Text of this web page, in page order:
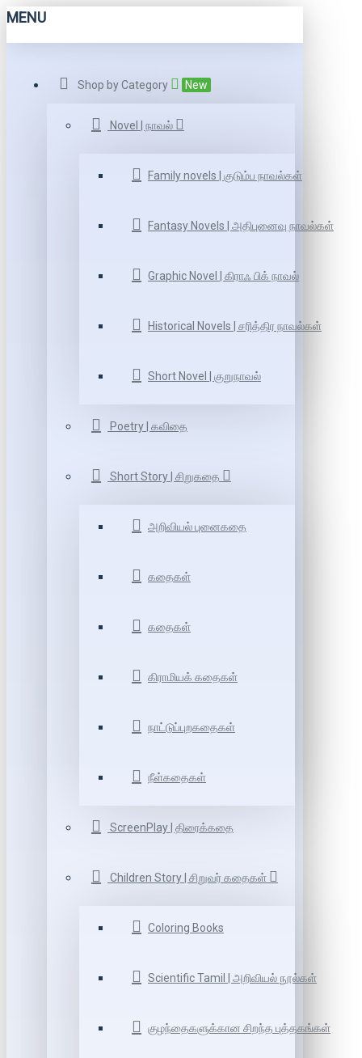
MENU
Shop by Category New
Novel | நாவல்
Family novels | குடும்ப நாவல்கள்
Fantasy Novels | அதிபுனைவு நாவல்கள்
Graphic Novel | கிராஃ பிக் நாவல்
Historical Novels | சரித்திர நாவல்கள்
Short Novel | குறுநாவல்
Poetry | கவிதை
Short Story | சிறுகதை
அறிவியல் புனைகதை
கதைகள்
கதைகள்
கிராமியக் கதைகள்
நாட்டுப்புறகதைகள்
நீள்கதைகள்
ScreenPlay | திரைக்கதை
Children Story | சிறுவர் கதைகள்
Coloring Books
Scientific Tamil | அறிவியல் நூல்கள்
குழந்தைகளுக்கான சிறந்த புத்தகங்கள்